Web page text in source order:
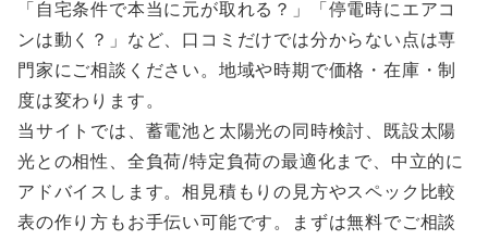
「自宅条件で本当に元が取れる？」「停電時にエアコ
ンは動く？」など、口コミだけでは分からない点は専
門家にご相談ください。地域や時期で価格・在庫・制
度は変わります。
当サイトでは、蓄電池と太陽光の同時検討、既設太陽
光との相性、全負荷/特定負荷の最適化まで、中立的に
アドバイスします。相見積もりの見方やスペック比較
表の作り方もお手伝い可能です。まずは無料でご相談